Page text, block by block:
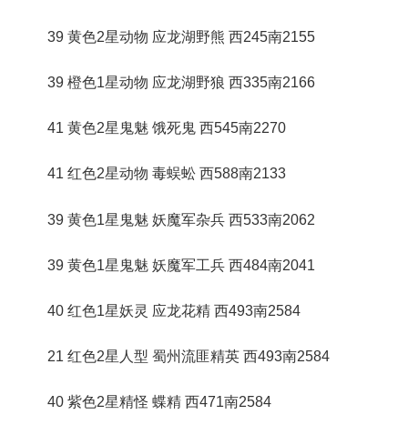
39 黄色2星动物 应龙湖野熊 西245南2155
39 橙色1星动物 应龙湖野狼 西335南2166
41 黄色2星鬼魅 饿死鬼 西545南2270
41 红色2星动物 毒蜈蚣 西588南2133
39 黄色1星鬼魅 妖魔军杂兵 西533南2062
39 黄色1星鬼魅 妖魔军工兵 西484南2041
40 红色1星妖灵 应龙花精 西493南2584
21 红色2星人型 蜀州流匪精英 西493南2584
40 紫色2星精怪 蝶精 西471南2584